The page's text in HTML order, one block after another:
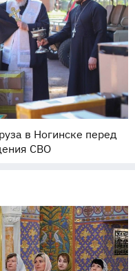
в Ногинске перед
СВО